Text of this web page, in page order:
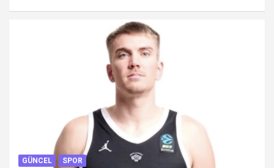
GÜNCEL SPOR